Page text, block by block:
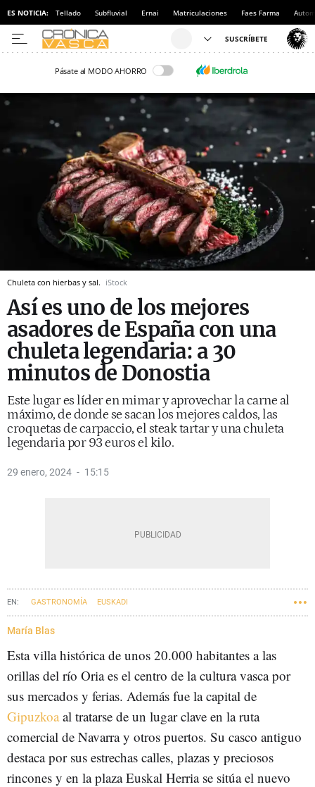
ES NOTICIA: Tellado Subfluvial Ernai Matriculaciones Faes Farma
Pásate al MODO AHORRO
Chuleta con hierbas y sal. iStock
Así es uno de los mejores
asadores de España con una
chuleta legendaria: a 30
minutos de Donostia
Este lugar es líder en mimar y aprovechar la carne al
máximo, de donde se sacan los mejores caldos, las
croquetas de carpaccio, el steak tartar y una chuleta
legendaria por 93 euros el kilo.
29 enero, 2024 15:15
GASTRONOMÍA EUSKADI
María Blas
Esta villa histórica de unos 20.000 habitantes a las
orillas del río Oria es el centro de la cultura vasca por
sus mercados y ferias. Además fue la capital de
Gipuzkoaal tratarse de un lugar clave en la ruta
comercial de Navarra y otros puertos. Su casco antiguo
destaca por sus estrechas calles, plazas y preciosos
rincones y en la plaza Euskal Herria se sitúa el nuevo